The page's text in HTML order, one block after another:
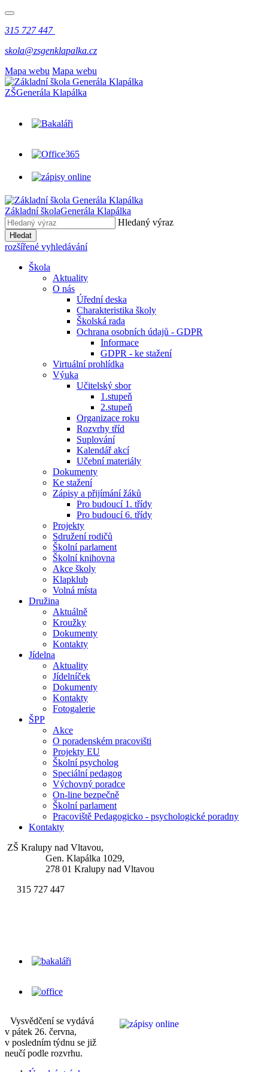
315 727 447
skola@zsgenklapalka.cz
Mapa webu Mapa webu
ZŠGenerála Klapálka
Základní školaGenerála Klapálka
Hledaný výraz
Hledat
rozšířené vyhledávání
Škola
Aktuality
O nás
Úřední deska
Charakteristika školy
Školská rada
Ochrana osobních údajů - GDPR
Informace
GDPR - ke stažení
Virtuální prohlídka
Výuka
Učitelský sbor
1.stupeň
2.stupeň
Organizace roku
Rozvrhy tříd
Suplování
Kalendář akcí
Učební materiály
Dokumenty
Ke stažení
Zápisy a přijímání žáků
Pro budoucí 1. třídy
Pro budoucí 6. třídy
Projekty
Sdružení rodičů
Školní parlament
Školní knihovna
Akce školy
Klapklub
Volná místa
Družina
Aktuálně
Kroužky
Dokumenty
Kontakty
Jídelna
Aktuality
Jídelníček
Dokumenty
Kontakty
Fotogalerie
ŠPP
Akce
O poradenském pracovišti
Projekty EU
Školní psycholog
Speciální pedagog
Výchovný poradce
On-line bezpečně
Školní parlament
Pracoviště Pedagogicko - psychologické poradny
Kontakty
ZŠ Kralupy nad Vltavou,
Gen. Klapálka 1029,
278 01 Kralupy nad Vltavou
315 727 447
Vysvědčení se vydává
v pátek 26. června,
v posledním týdnu se již
neučí podle rozvrhu.